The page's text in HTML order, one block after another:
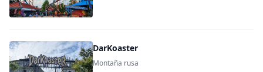
DarKoaster
Montaña rusa